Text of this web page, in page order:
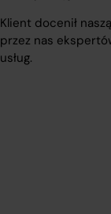
Klient docenił
przez nas
usług.